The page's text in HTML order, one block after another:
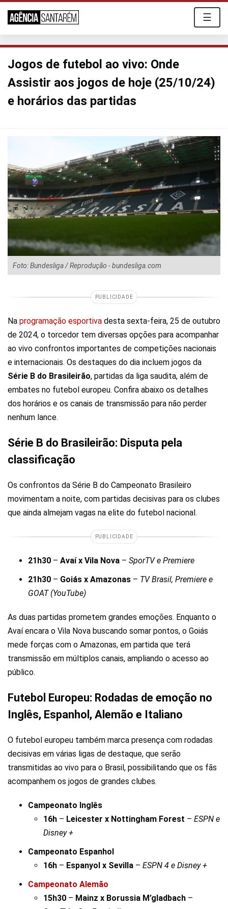
☰
Jogos de futebol ao vivo: Onde
Assistir aos jogos de hoje (25/10/24)
e horários das partidas
Foto: Bundesliga / Reprodução - bundesliga.com
PUBLICIDADE
Na programação esportiva desta sexta-feira, 25 de outubro
de 2024, o torcedor tem diversas opções para acompanhar
ao vivo confrontos importantes de competições nacionais
e internacionais. Os destaques do dia incluem jogos da
Série B do Brasileirão, partidas da liga saudita, além de
embates no futebol europeu. Confira abaixo os detalhes
dos horários e os canais de transmissão para não perder
nenhum lance.
Série B do Brasileirão: Disputa pela
classificação
Os confrontos da Série B do Campeonato Brasileiro
movimentam a noite, com partidas decisivas para os clubes
que ainda almejam vagas na elite do futebol nacional.
PUBLICIDADE
21h30 – Avaí x Vila Nova – SporTV e Premiere
21h30 – Goiás x Amazonas – TV Brasil, Premiere e
GOAT (YouTube)
As duas partidas prometem grandes emoções. Enquanto o
Avaí encara o Vila Nova buscando somar pontos, o Goiás
mede forças com o Amazonas, em partida que terá
transmissão em múltiplos canais, ampliando o acesso ao
público.
Futebol Europeu: Rodadas de emoção no
Inglês, Espanhol, Alemão e Italiano
O futebol europeu também marca presença com rodadas
decisivas em várias ligas de destaque, que serão
transmitidas ao vivo para o Brasil, possibilitando que os fãs
acompanhem os jogos de grandes clubes.
Campeonato Inglês
16h – Leicester x Nottingham Forest – ESPN e
Disney +
Campeonato Espanhol
16h – Espanyol x Sevilla – ESPN 4 e Disney +
Campeonato Alemão
15h30 – Mainz x Borussia M’gladbach –